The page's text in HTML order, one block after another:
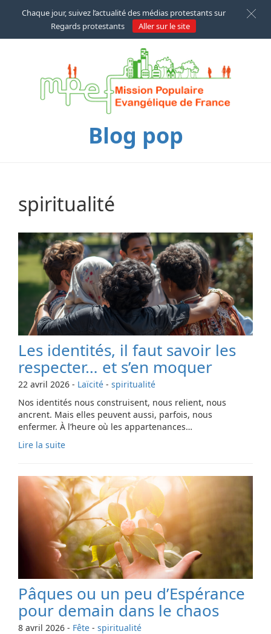
Blog pop
spiritualité
Les identités, il faut savoir les
respecter… et s’en moquer
22 avril 2026 - Laïcité - spiritualité
Nos identités nous construisent, nous relient, nous
ancrent. Mais elles peuvent aussi, parfois, nous
enfermer. À l’heure où les appartenances…
Lire la suite
Pâques ou un peu d’Espérance
pour demain dans le chaos
8 avril 2026 - Fête - spiritualité
Chaque jour, suivez l’actualité des médias protestants sur
Regards protestants
Aller sur le site